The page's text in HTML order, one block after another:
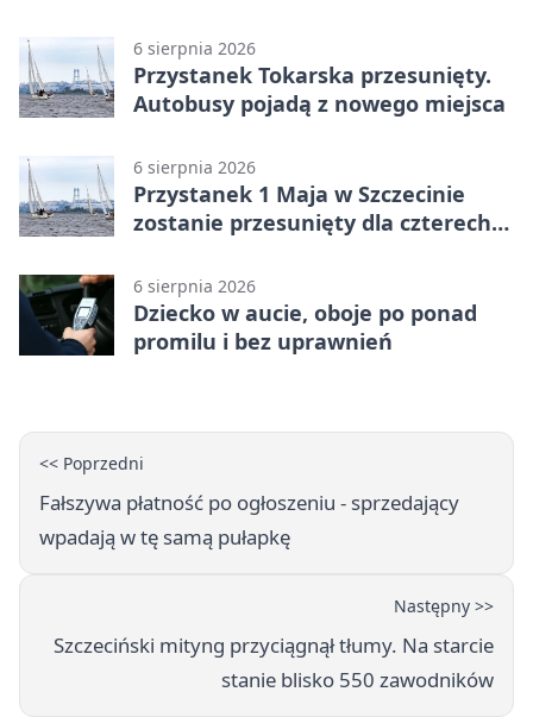
6 sierpnia 2026
Przystanek Tokarska przesunięty.
Autobusy pojadą z nowego miejsca
6 sierpnia 2026
Przystanek 1 Maja w Szczecinie
zostanie przesunięty dla czterech
6 sierpnia 2026
Dziecko w aucie, oboje po ponad
promilu i bez uprawnień
<< Poprzedni
Fałszywa płatność po ogłoszeniu - sprzedający
wpadają w tę samą pułapkę
Następny >>
Szczeciński mityng przyciągnął tłumy. Na starcie
stanie blisko 550 zawodników